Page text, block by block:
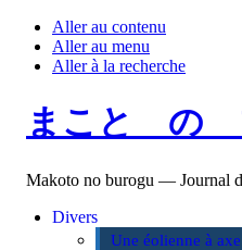
Aller au contenu
Aller au menu
Aller à la recherche
まこと の
Makoto no burogu — Journal
Divers
Une éolienne à